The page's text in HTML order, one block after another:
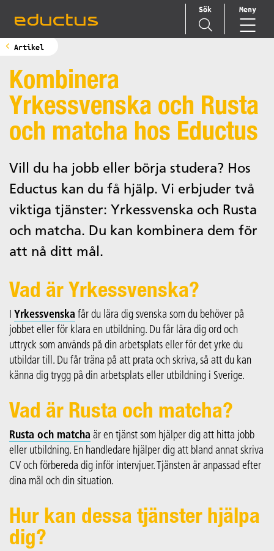
Main Navigation
Sök Meny
Artikel
Kombinera
Yrkessvenska och Rusta
och matcha hos Eductus
Vill du ha jobb eller börja studera? Hos
Eductus kan du få hjälp. Vi erbjuder två
viktiga tjänster: Yrkessvenska och Rusta
och matcha. Du kan kombinera dem för
att nå ditt mål.
Vad är Yrkessvenska?
I Yrkessvenska får du lära dig svenska som du behöver på
jobbet eller för klara en utbildning. Du får lära dig ord och
uttryck som används på din arbetsplats eller för det yrke du
utbildar till. Du får träna på att prata och skriva, så att du kan
känna dig trygg på din arbetsplats eller utbildning i Sverige.
Vad är Rusta och matcha?
Rusta och matcha är en tjänst som hjälper dig att hitta jobb
eller utbildning. En handledare hjälper dig att bland annat skriva
CV och förbereda dig inför intervjuer. Tjänsten är anpassad efter
dina mål och din situation.
Hur kan dessa tjänster hjälpa
dig?